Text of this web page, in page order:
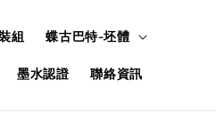
組
蝶古巴特-坯體
墨水認證 聯絡資訊